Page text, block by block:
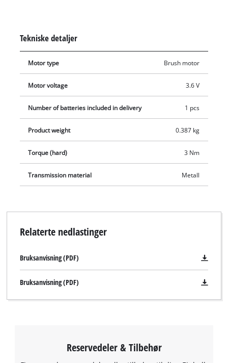
venstregang. Softgrip sørger for sikker og behagelig
arbeidsområdet optimalt. Takket være en 3-segments LED-
batteriindikator og ladekontrollys kan ladenivået avleses med
et raskt blikk. Inkludert i tilbehøret er ladestasjonen og 6
standardbits for å sette i gang straks.
Tekniske detaljer
Motor type Brush motor
Motor voltage 3.6 V
Number of batteries included in delivery 1 pcs
Product weight 0.387 kg
Torque (hard) 3 Nm
Transmission material Metall
Relaterte nedlastinger
Bruksanvisning (PDF)
Bruksanvisning (PDF)
Reservedeler & Tilbehør